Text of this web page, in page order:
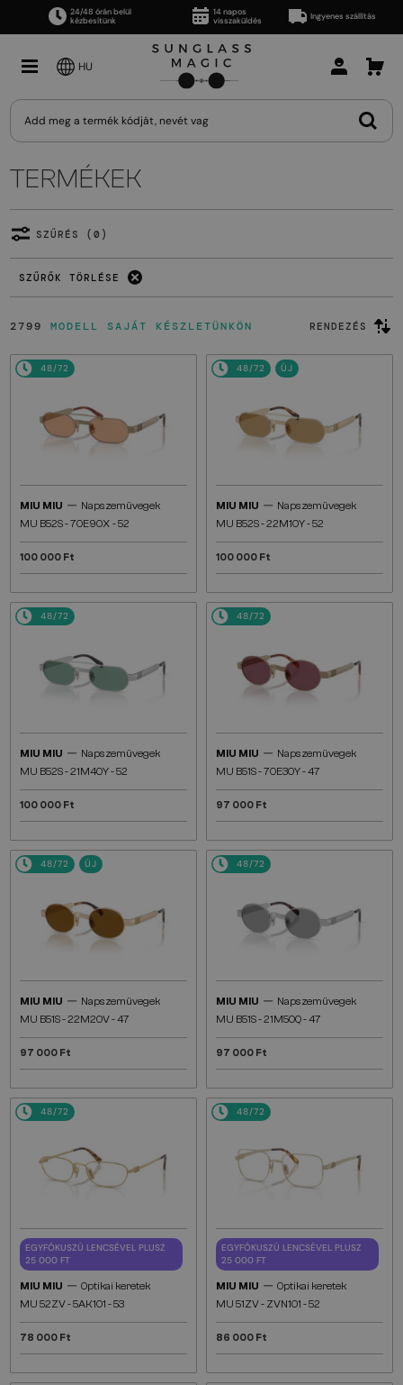
24/48 órán belül
kézbesítünk
14 napos
visszaküldés
Ingyenes szállítás
HU
TERMÉKEK
SZŰRÉS (0)
SZŰRŐK TÖRLÉSE
2799 MODELL SAJÁT KÉSZLETÜNKÖN RENDEZÉS
48/72
MIU MIU — Napszemüvegek
MU B52S - 7OE90X - 52
100 000 Ft
48/72 ÚJ
MIU MIU — Napszemüvegek
MU B52S - 22M10Y - 52
100 000 Ft
48/72
MIU MIU — Napszemüvegek
MU B52S - 21M40Y - 52
100 000 Ft
48/72
MIU MIU — Napszemüvegek
MU B51S - 7OE30Y - 47
97 000 Ft
48/72 ÚJ
MIU MIU — Napszemüvegek
MU B51S - 22M20V - 47
97 000 Ft
48/72
MIU MIU — Napszemüvegek
MU B51S - 21M50Q - 47
97 000 Ft
48/72
EGYFÓKUSZÚ LENCSÉVEL PLUSZ
25 000 FT
MIU MIU — Optikai keretek
MU 52ZV - 5AK1O1 - 53
78 000 Ft
48/72
EGYFÓKUSZÚ LENCSÉVEL PLUSZ
25 000 FT
MIU MIU — Optikai keretek
MU 51ZV - ZVN1O1 - 52
86 000 Ft